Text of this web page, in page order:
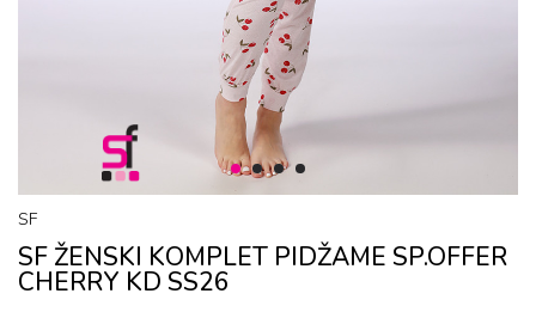
1 2 3 4
SF
SF ŽENSKI KОMPLЕT PIDŽAMЕ SP.OFFER
CHERRY KD SS26